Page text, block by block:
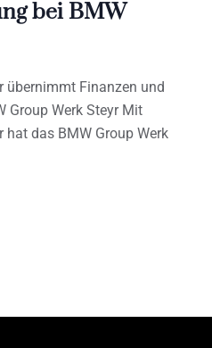
bei BMW
übernimmt Finanzen und
Group Werk Steyr Mit
hat das BMW Group Werk